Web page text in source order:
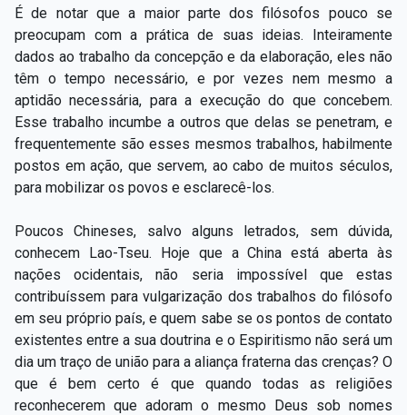
É de notar que a maior parte dos filósofos pouco se
preocupam com a prática de suas ideias. Inteiramente
dados ao trabalho da concepção e da elaboração, eles não
têm o tempo necessário, e por vezes nem mesmo a
aptidão necessária, para a execução do que concebem.
Esse trabalho incumbe a outros que delas se penetram, e
frequentemente são esses mesmos trabalhos, habilmente
postos em ação, que servem, ao cabo de muitos séculos,
para mobilizar os povos e esclarecê-los.
Poucos Chineses, salvo alguns letrados, sem dúvida,
conhecem Lao-Tseu. Hoje que a China está aberta às
nações ocidentais, não seria impossível que estas
contribuíssem para vulgarização dos trabalhos do filósofo
em seu próprio país, e quem sabe se os pontos de contato
existentes entre a sua doutrina e o Espiritismo não será um
dia um traço de união para a aliança fraterna das crenças? O
que é bem certo é que quando todas as religiões
reconhecerem que adoram o mesmo Deus sob nomes